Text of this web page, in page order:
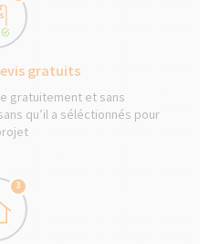
gratuits
gratuitement et sans
qu’il a séléctionnés pour
3